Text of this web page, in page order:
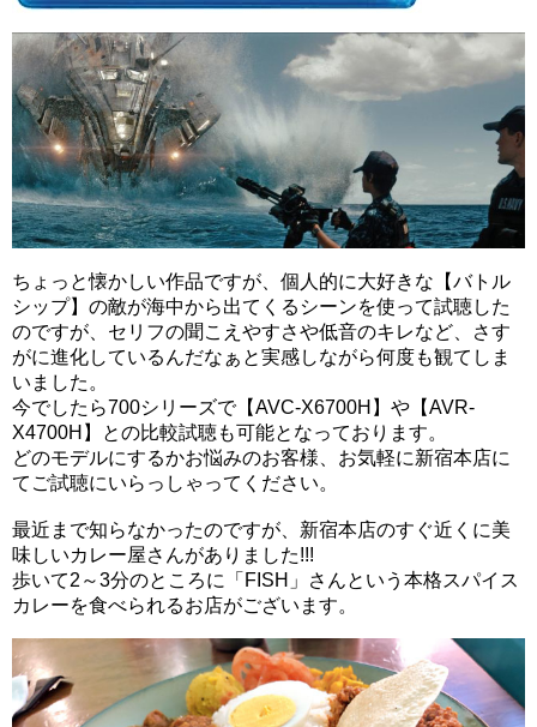
ちょっと懐かしい作品ですが、個人的に大好きな【バトル
シップ】の敵が海中から出てくるシーンを使って試聴した
のですが、セリフの聞こえやすさや低音のキレなど、さす
がに進化しているんだなぁと実感しながら何度も観てしま
いました。
今でしたら700シリーズで【AVC-X6700H】や【AVR-
X4700H】との比較試聴も可能となっております。
どのモデルにするかお悩みのお客様、お気軽に新宿本店に
てご試聴にいらっしゃってください。
最近まで知らなかったのですが、新宿本店のすぐ近くに美
味しいカレー屋さんがありました!!!
歩いて2～3分のところに「FISH」さんという本格スパイス
カレーを食べられるお店がございます。